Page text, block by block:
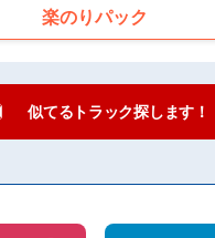
楽のりパック
似てるトラック探します！